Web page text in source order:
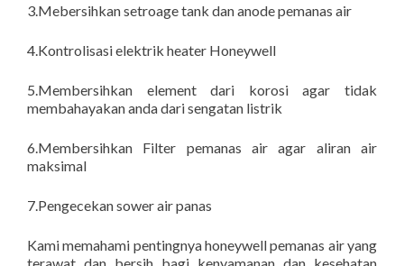
3.Mebersihkan setroage tank dan anode pemanas air
4.Kontrolisasi elektrik heater Honeywell
5.Membersihkan element dari korosi agar tidak
membahayakan anda dari sengatan listrik
6.Membersihkan Filter pemanas air agar aliran air
maksimal
7.Pengecekan sower air panas
Kami memahami pentingnya honeywell pemanas air yang
terawat dan bersih bagi kenyamanan dan kesehatan